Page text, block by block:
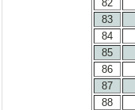
82
83
84
85
86
87
88